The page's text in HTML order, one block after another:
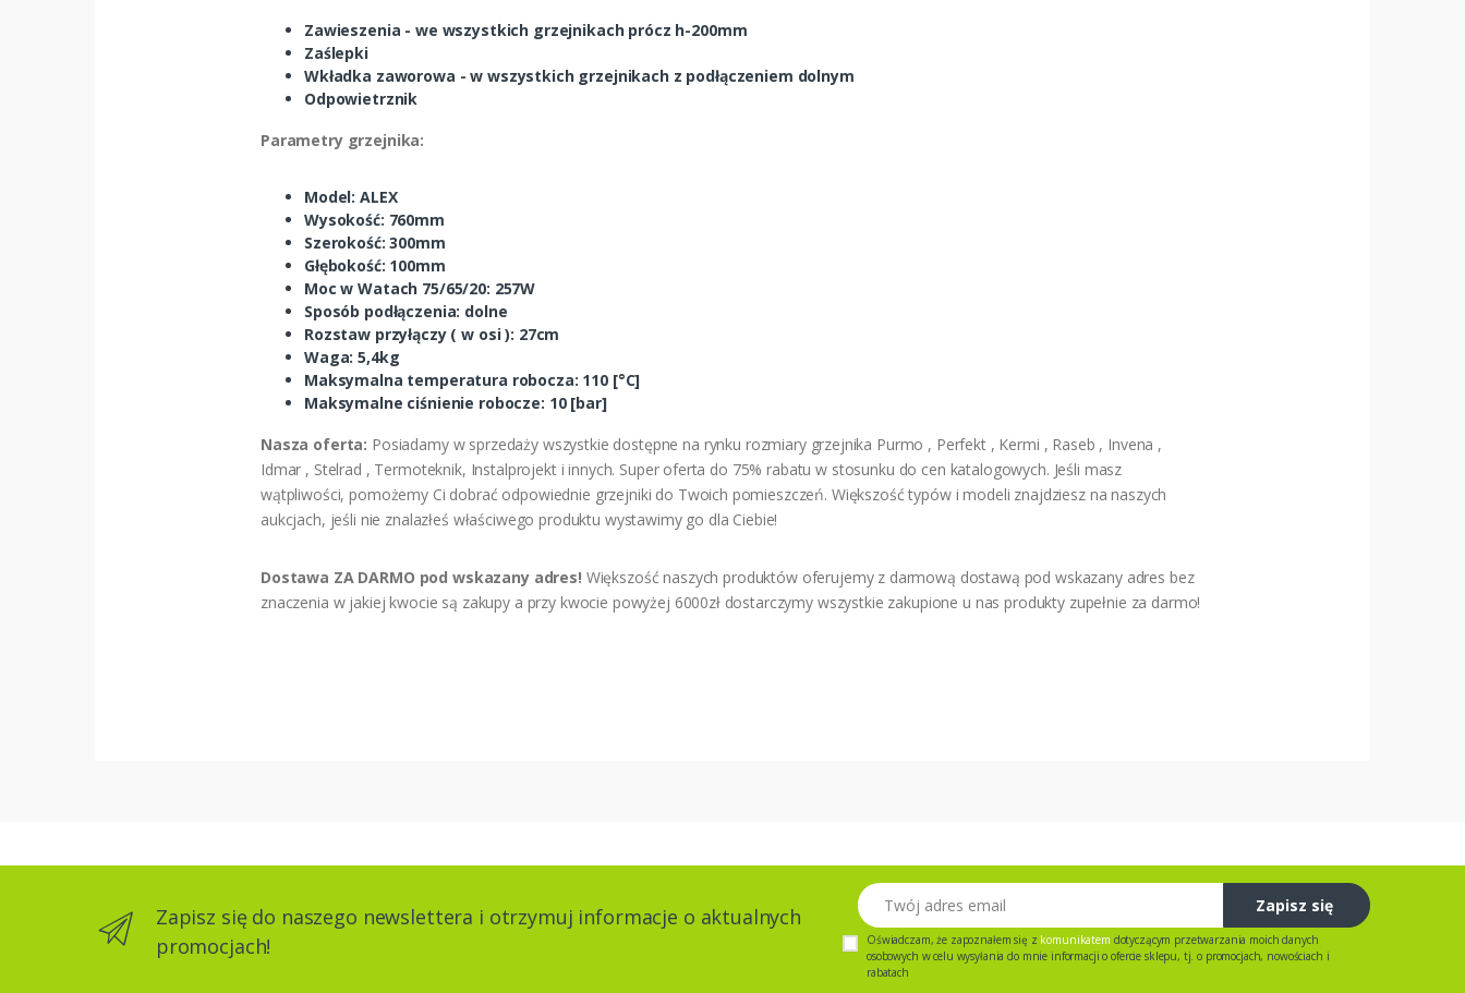
Zawieszenia - we wszystkich grzejnikach prócz h-200mm
Zaślepki
Wkładka zaworowa - w wszystkich grzejnikach z podłączeniem dolnym
Odpowietrznik
Parametry grzejnika:
Model: ALEX
Wysokość: 760mm
Szerokość: 300mm
Głębokość: 100mm
Moc w Watach 75/65/20: 257W
Sposób podłączenia: dolne
Rozstaw przyłączy ( w osi ): 27cm
Waga: 5,4kg
Maksymalna temperatura robocza: 110 [°C]
Maksymalne ciśnienie robocze: 10 [bar]
Nasza oferta: Posiadamy w sprzedaży wszystkie dostępne na rynku rozmiary grzejnika Purmo , Perfekt , Kermi , Raseb , Invena ,
Idmar , Stelrad , Termoteknik, Instalprojekt i innych. Super oferta do 75% rabatu w stosunku do cen katalogowych. Jeśli masz
wątpliwości, pomożemy Ci dobrać odpowiednie grzejniki do Twoich pomieszczeń. Większość typów i modeli znajdziesz na naszych
aukcjach, jeśli nie znalazłeś właściwego produktu wystawimy go dla Ciebie!
Dostawa ZA DARMO pod wskazany adres! Większość naszych produktów oferujemy z darmową dostawą pod wskazany adres bez
znaczenia w jakiej kwocie są zakupy a przy kwocie powyżej 6000zł dostarczymy wszystkie zakupione u nas produkty zupełnie za darmo!
Zapisz się do naszego newslettera i otrzymuj informacje o aktualnych
promocjach!
Twój adres email
Zapisz się
Oświadczam, że zapoznałem się z komunikatem dotyczącym przetwarzania moich danych
osobowych w celu wysyłania do mnie informacji o ofercie sklepu, tj. o promocjach, nowościach i
rabatach